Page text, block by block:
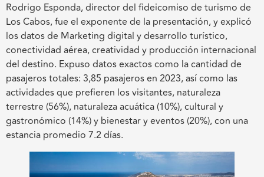
Rodrigo Esponda, director del fideicomiso de turismo de
Los Cabos, fue el exponente de la presentación, y explicó
los datos de Marketing digital y desarrollo turístico,
conectividad aérea, creatividad y producción internacional
del destino. Expuso datos exactos como la cantidad de
pasajeros totales: 3,85 pasajeros en 2023, así como las
actividades que prefieren los visitantes, naturaleza
terrestre (56%), naturaleza acuática (10%), cultural y
gastronómico (14%) y bienestar y eventos (20%), con una
estancia promedio 7.2 días.